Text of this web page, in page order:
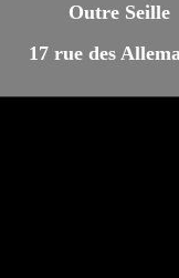
Outre Seille
17 rue des